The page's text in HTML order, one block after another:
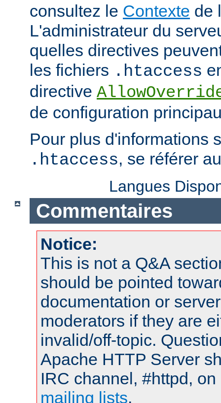
consultez le Contexte de
L'administrateur du
quelles directives
les fichiers .htaccess
directive
de configuration
Pour plus d'informations
.htaccess, se référer
Langues
Commentaires
Notice:
This is not a Q&A
should be pointed
documentation or
moderators if they are
invalid/off-topic.
Apache HTTP Server
IRC channel, #httpd,
mailing lists.